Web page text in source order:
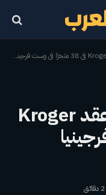
يرفض Union عرض عقد Kroger
2 دقائق